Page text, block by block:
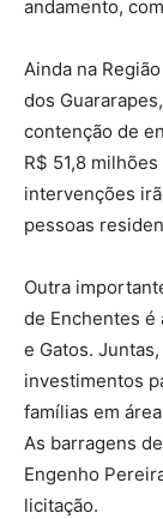
andamento,
Ainda na
dos
contenção de
R$ 51,8
intervenções
pessoas
Outra
de Enchentes é
e Gatos.
investimentos
famílias em
As barragens
Engenho
licitação.